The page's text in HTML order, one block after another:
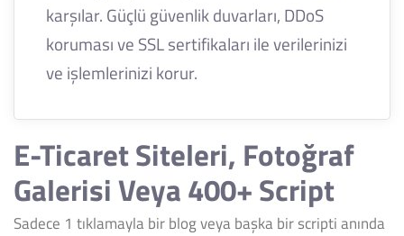
karşılar. Güçlü güvenlik duvarları, DDoS
koruması ve SSL sertifikaları ile verilerinizi
ve işlemlerinizi korur.
E-Ticaret Siteleri, Fotoğraf
Galerisi Veya 400+ Script
Sadece 1 tıklamayla bir blog veya başka bir scripti anında